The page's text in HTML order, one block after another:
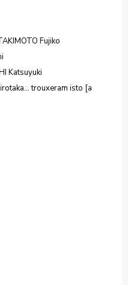
Fujiko
Katsuyuki
trouxeram isto [a